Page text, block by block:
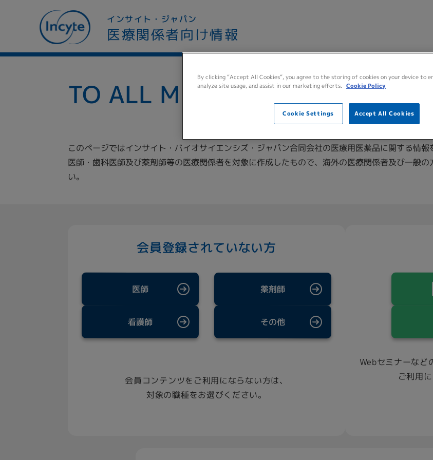
ン
インサイト・ジャパン
医療関係者向け情報
TO ALL MEDICAL PERSONNEL
このページではインサイト・バイオサイエンシズ・ジャパン合同会社の医療用医薬品に関する情
医師・歯科医師及び薬剤師等の医療関係者を対象に作成したもので、海外の医療関係者及び一般
い。
会員登録されていない方
医師 薬剤師
看護師 その他
会員コンテンツをご利用にならない方は、
対象の職種をお選びください。
Webセミナーなど
ご利用
By clicking “Accept All Cookies”, you agree to the storing of cookies on your device to
analyze site usage, and assist in our marketing efforts. Cookie Policy
Cookie Settings Accept All Cookies